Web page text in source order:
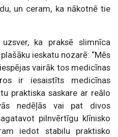
un ceram, ka nākotnē tie
ka praksē slimnīca
ieskatu nozarē: “Mēs
vairāk tos medicīnas
ir iesaistīts medicīnas
praktiska saskare ar reālo
nedēļās vai pat divos
pilnvērtīgu klīnisko
iedot stabilu praktisko